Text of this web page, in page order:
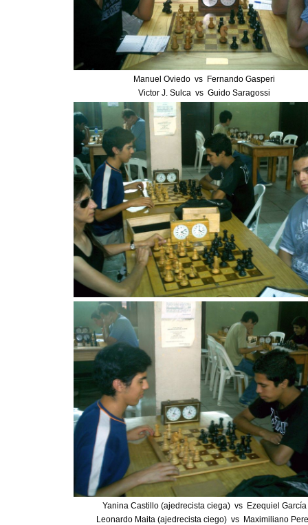
Manuel Oviedo vs Fernando Gasperi
Victor J. Sulca vs Guido Saragossi
Yanina Castillo (ajedrecista ciega) vs Ezequiel García
Leonardo Maita (ajedrecista ciego) vs Maximiliano